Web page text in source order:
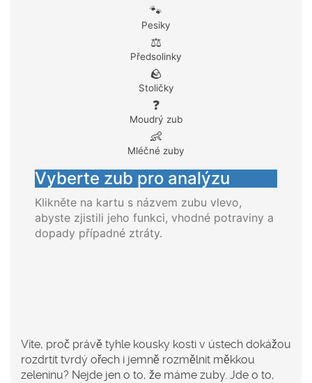
🐾
Pesiky
⚖️
Předsolinky
🪨
Stoličky
❓
Moudrý zub
👶
Mléčné zuby
Vyberte zub pro analýzu
Klikněte na kartu s názvem zubu vlevo,
abyste zjistili jeho funkci, vhodné potraviny a
dopady případné ztráty.
Víte, proč právě tyhle kousky kosti v ústech dokážou
rozdrtit tvrdý ořech i jemně rozmělnit měkkou
zeleninu? Nejde jen o to, že máme zuby. Jde o to,